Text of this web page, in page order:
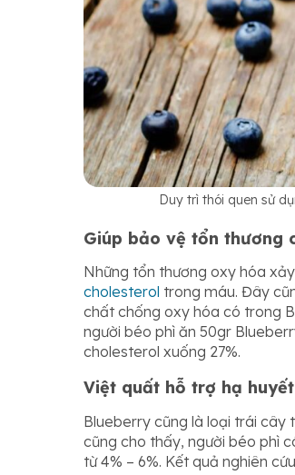
Duy trì thói quen sử
Giúp bảo vệ tổn thương
Những tổn thương oxy hóa
cholesterol trong máu. Đây
chất chống oxy hóa có trong
người béo phì ăn 50gr
cholesterol xuống 27%.
Việt quất hỗ trợ hạ
Blueberry cũng là loại trái cây
cũng cho thấy, người béo phì
từ 4% – 6%. Kết quả nghiên